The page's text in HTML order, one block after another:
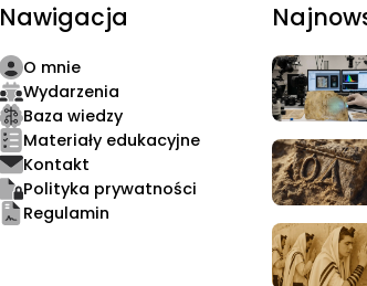
Nawigacja
O mnie
Wydarzenia
Baza wiedzy
Materiały edukacyjne
Kontakt
Polityka prywatności
Regulamin